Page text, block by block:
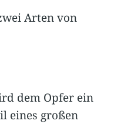
Arten von
dem Opfer ein
eines großen